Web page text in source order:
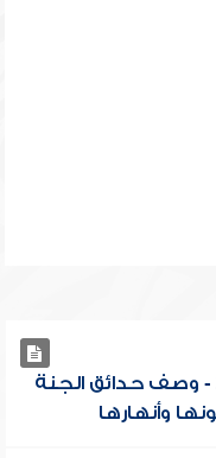
2 - وصف حدائق الجنة
وأنهارها